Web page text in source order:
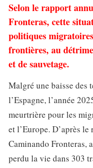
Selon le rapport
Fronteras, cette
politiques
frontières, au
et de sauvetage.
Malgré une baisse des
l’Espagne, l’année
meurtrière pour les
et l’Europe. D’après
Caminando Fronteras,
perdu la vie dans 303